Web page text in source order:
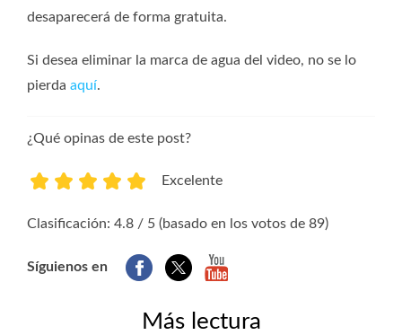
desaparecerá de forma gratuita.
Si desea eliminar la marca de agua del video, no se lo
pierda aquí.
¿Qué opinas de este post?
Excelente
Clasificación: 4.8 / 5 (basado en los votos de 89)
Síguienos en
Más lectura